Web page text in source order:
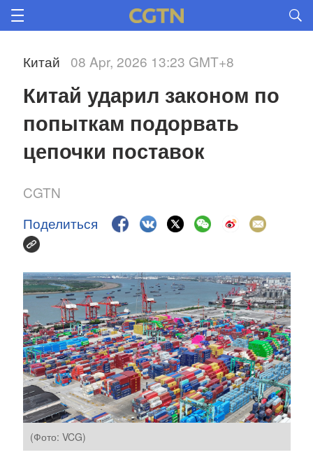
Китай 08 Apr, 2026 13:23 GMT+8
Китай ударил законом по
попыткам подорвать
цепочки поставок
CGTN
Поделиться
(Фото: VCG)